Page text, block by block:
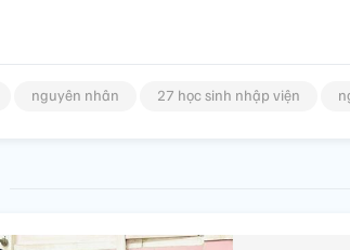
nguyên nhân 27 học sinh nhập viện